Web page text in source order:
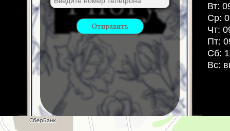
Вт:
Ср:
Чт:
Пт:
Сб:
Вс: